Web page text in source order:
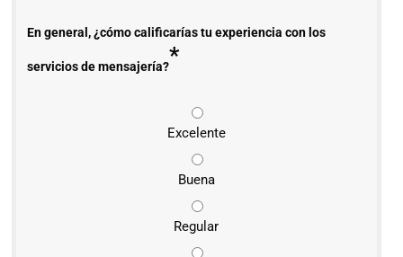
En general, ¿cómo calificarías tu experiencia con los
servicios de mensajería?*
Excelente
Buena
Regular